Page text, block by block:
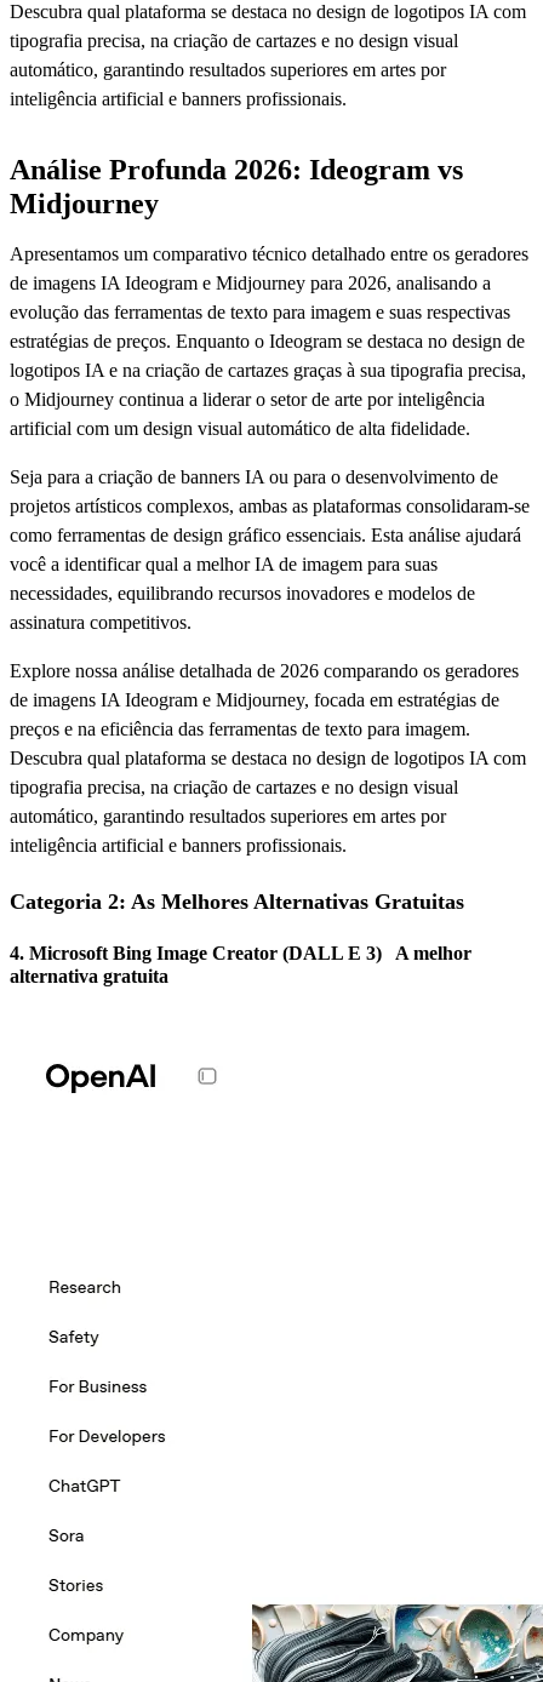
Descubra qual plataforma se destaca no design de logotipos IA com
tipografia precisa, na criação de cartazes e no design visual
automático, garantindo resultados superiores em artes por
inteligência artificial e banners profissionais.
Análise Profunda 2026: Ideogram vs
Midjourney
Apresentamos um comparativo técnico detalhado entre os geradores
de imagens IA Ideogram e Midjourney para 2026, analisando a
evolução das ferramentas de texto para imagem e suas respectivas
estratégias de preços. Enquanto o Ideogram se destaca no design de
logotipos IA e na criação de cartazes graças à sua tipografia precisa,
o Midjourney continua a liderar o setor de arte por inteligência
artificial com um design visual automático de alta fidelidade.
Seja para a criação de banners IA ou para o desenvolvimento de
projetos artísticos complexos, ambas as plataformas consolidaram-se
como ferramentas de design gráfico essenciais. Esta análise ajudará
você a identificar qual a melhor IA de imagem para suas
necessidades, equilibrando recursos inovadores e modelos de
assinatura competitivos.
Explore nossa análise detalhada de 2026 comparando os geradores
de imagens IA Ideogram e Midjourney, focada em estratégias de
preços e na eficiência das ferramentas de texto para imagem.
Descubra qual plataforma se destaca no design de logotipos IA com
tipografia precisa, na criação de cartazes e no design visual
automático, garantindo resultados superiores em artes por
inteligência artificial e banners profissionais.
Categoria 2: As Melhores Alternativas Gratuitas
4. Microsoft Bing Image Creator (DALL E 3) A melhor
alternativa gratuita